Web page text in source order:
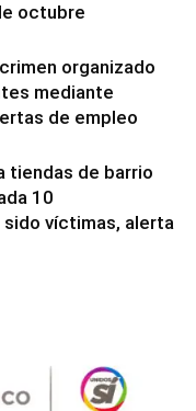
octubre
organizado
mediante
de empleo
tiendas de barrio
10
víctimas, alerta